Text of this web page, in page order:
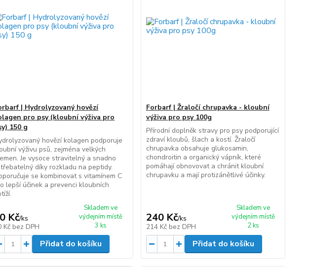
| Hydrolyzovaný hovězí
pro psy (kloubní výživa pro
150 g
hovězí kolagen podporuje
výživu psů, zejména velkých
Je vysoce stravitelný a snadno
díky rozkladu na peptidy.
se kombinovat s vitamínem C
lepší účinek a prevenci kloubních
Kč/ks
Kč bez DPH
Skladem ve
výdejním místě
3 ks
Přidat do košíku
Forbarf | Žraločí chrupavka - kloubní
výživa pro psy 100g
Přírodní doplněk stravy pro psy podporující
zdraví kloubů, šlach a kostí. Žraločí
chrupavka obsahuje glukosamin,
chondroitin a organický vápník, které
pomáhají obnovovat a chránit kloubní
chrupavku a mají protizánětlivé účinky.
240 Kč/ks
214 Kč bez DPH
Skladem ve
výdejním místě
2 ks
Přidat do košíku